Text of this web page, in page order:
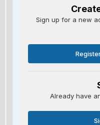
Sign up for a new
Already have